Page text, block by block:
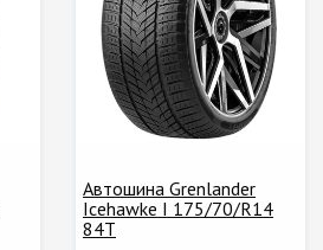
Автошина Grenlander
Icehawke I 175/70/R14
84T